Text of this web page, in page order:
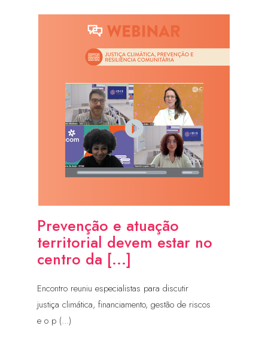
Prevenção e atuação
territorial devem estar no
centro da [...]
Encontro reuniu especialistas para discutir
justiça climática, financiamento, gestão de riscos
e o p (...)